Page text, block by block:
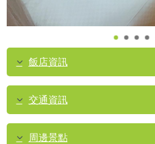
飯店資訊
交通資訊
周邊景點